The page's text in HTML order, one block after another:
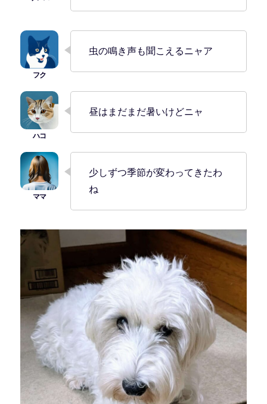
虫の鳴き声も聞こえるニャア
昼はまだまだ暑いけどニャ
少しずつ季節が変わってきたわ
ね